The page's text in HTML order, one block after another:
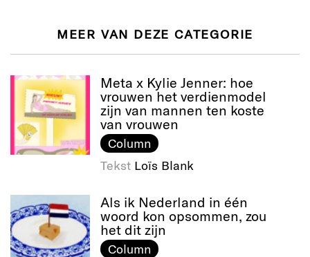
MEER VAN DEZE CATEGORIE
Meta x Kylie Jenner: hoe
vrouwen het verdienmodel
zijn van mannen ten koste
van vrouwen
Column
Tekst Loïs Blank
Als ik Nederland in één
woord kon opsommen, zou
het dit zijn
Column